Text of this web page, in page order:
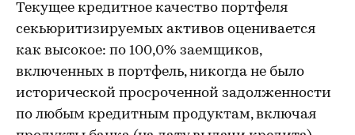
Текущее кредитное качество портфеля
секьюритизируемых активов оценивается
как высокое: по 100,0% заемщиков,
включенных в портфель, никогда не было
исторической просроченной задолженности
по любым кредитным продуктам, включая